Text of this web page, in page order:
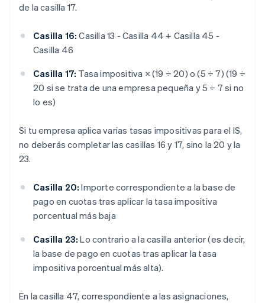
de la casilla 17.
Casilla 16: Casilla 13 - Casilla 44 + Casilla 45 -
Casilla 46
Casilla 17: Tasa impositiva × (19 ÷ 20) o (5 ÷ 7) (19 ÷
20 si se trata de una empresa pequeña y 5 ÷ 7 si no
lo es)
Si tu empresa aplica varias tasas impositivas para el IS,
no deberás completar las casillas 16 y 17, sino la 20 y la
23.
Casilla 20: Importe correspondiente a la base de
pago en cuotas tras aplicar la tasa impositiva
porcentual más baja
Casilla 23: Lo contrario a la casilla anterior (es decir,
la base de pago en cuotas tras aplicar la tasa
impositiva porcentual más alta).
En la casilla 47, correspondiente a las asignaciones,